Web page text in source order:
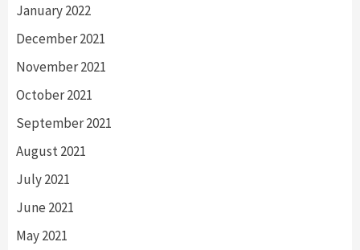
January 2022
December 2021
November 2021
October 2021
September 2021
August 2021
July 2021
June 2021
May 2021